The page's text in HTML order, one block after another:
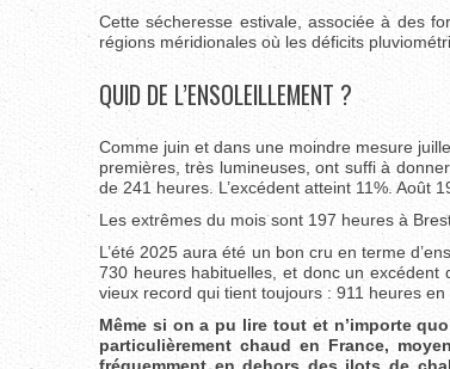
Cette sécheresse estivale, associée à des
régions méridionales où les déficits
QUID DE L’ENSOLEILLEMENT ?
Comme juin et dans une moindre mesure
premières, très lumineuses, ont suffi à
de 241 heures. L’excédent atteint 11%. Août
Les extrêmes du mois sont 197 heures à
L’été 2025 aura été un bon cru en terme
730 heures habituelles, et donc un
vieux record qui tient toujours : 911 heures en
Même si on a pu lire tout et n’importe
particulièrement chaud en France,
fréquemment en dehors des ilots de